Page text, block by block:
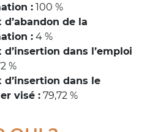
: 100 %
d’abandon de la
: 4 %
d’insertion dans l’emploi
%
d’insertion dans le
visé : 79,72 %